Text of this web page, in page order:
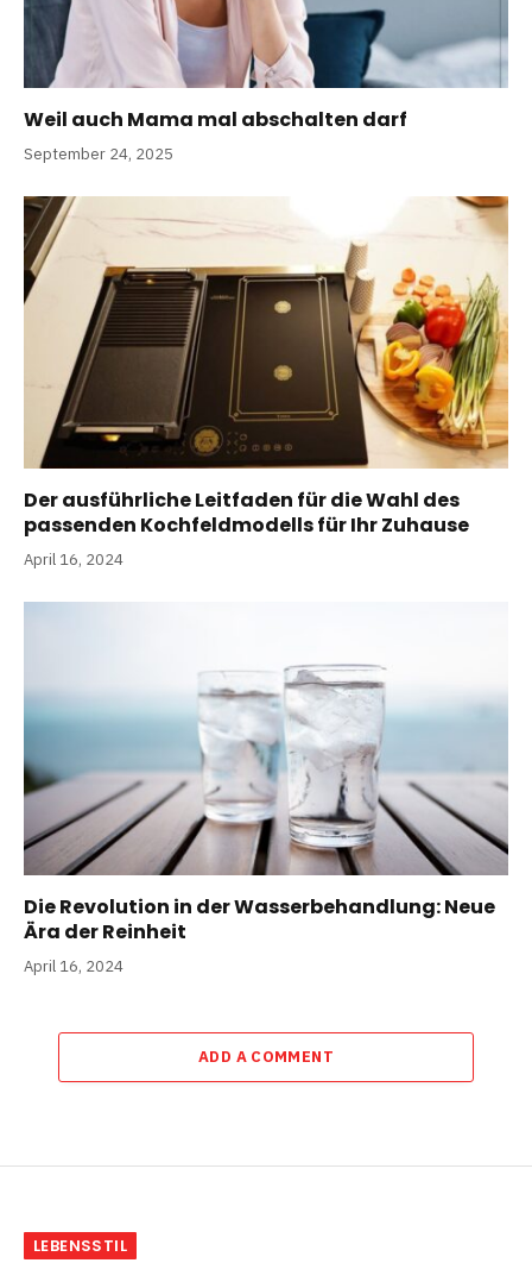
Weil auch Mama mal abschalten darf
September 24, 2025
Der ausführliche Leitfaden für die Wahl des
passenden Kochfeldmodells für Ihr Zuhause
April 16, 2024
Die Revolution in der Wasserbehandlung: Neue
Ära der Reinheit
April 16, 2024
ADD A COMMENT
LEBENSSTIL